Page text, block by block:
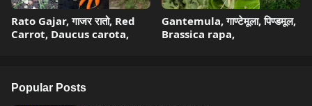
Rato Gajar, गाजर रातो, Red
Carrot, Daucus carota,
Gantemula, गाण्टेमूला, पिण्डमूल,
Brassica rapa,
Popular Posts